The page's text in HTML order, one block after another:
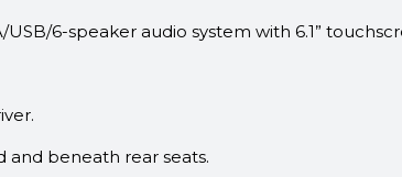
6-speaker audio system with 6.1”
beneath rear seats.